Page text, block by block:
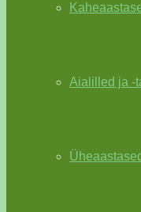
Aialilled ja -